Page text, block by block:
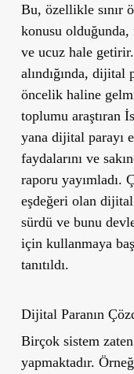
Bu, özellikle sınır
konusu olduğunda,
ve ucuz hale
alındığında,
öncelik haline
toplumu araştıran
yana dijital parayı
faydalarını ve
raporu
eşdeğeri olan
sürdü ve bunu
için kullanmaya
tanıtıldı.
Dijital Paranın
Birçok sistem
yapmaktadır.